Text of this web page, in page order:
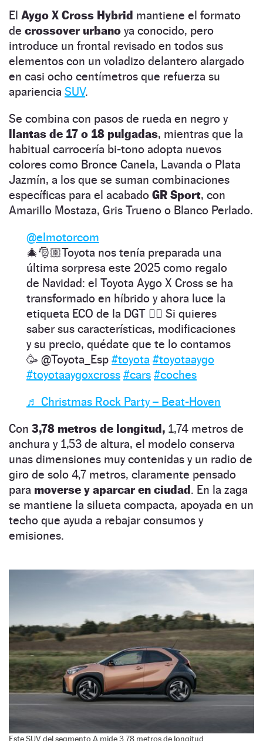
El Aygo X Cross Hybrid mantiene el formato
de crossover urbano ya conocido, pero
introduce un frontal revisado en todos sus
elementos con un voladizo delantero alargado
en casi ocho centímetros que refuerza su
apariencia SUV.
Se combina con pasos de rueda en negro y
llantas de 17 o 18 pulgadas, mientras que la
habitual carrocería bi-tono adopta nuevos
colores como Bronce Canela, Lavanda o Plata
Jazmín, a los que se suman combinaciones
específicas para el acabado GR Sport, con
Amarillo Mostaza, Gris Trueno o Blanco Perlado.
@elmotorcom
🎄🎅🏼Toyota nos tenía preparada una
última sorpresa este 2025 como regalo
de Navidad: el Toyota Aygo X Cross se ha
transformado en híbrido y ahora luce la
etiqueta ECO de la DGT 🙂‍↔️ Si quieres
saber sus características, modificaciones
y su precio, quédate que te lo contamos
🥳 @Toyota_Esp #toyota #toyotaaygo
#toyotaaygoxcross #cars #coches
♬ Christmas Rock Party – Beat-Hoven
Con 3,78 metros de longitud, 1,74 metros de
anchura y 1,53 de altura, el modelo conserva
unas dimensiones muy contenidas y un radio de
giro de solo 4,7 metros, claramente pensado
para moverse y aparcar en ciudad. En la zaga
se mantiene la silueta compacta, apoyada en un
techo que ayuda a rebajar consumos y
emisiones.
Este SUV del segmento A mide 3,78 metros de longitud.